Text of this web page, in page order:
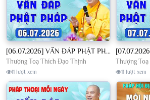
[06.07.2026] VẤN ĐÁP PHẬT PHÁP - Nghe Thầy giảng Pháp mỗi ngày CÔNG ĐỨC VÔ LƯỢNG│TT. Thích Đạo Thịnh
Thượng Toạ Thích Đạo Thịnh
11 lượt xem
Thượng
11 lượt xem